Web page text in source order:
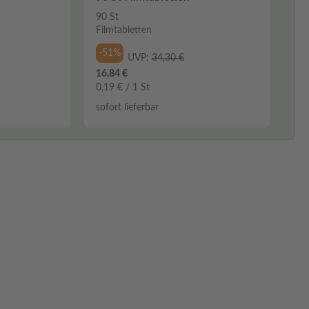
90 St
Filmtabletten
-51% UVP: 34,30 €
16,84 €
0,19 € / 1 St
sofort lieferbar